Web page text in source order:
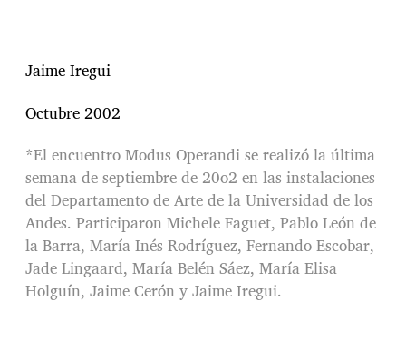
Jaime Iregui
Octubre 2002
*El encuentro Modus Operandi se realizó la última
semana de septiembre de 20o2 en las instalaciones
del Departamento de Arte de la Universidad de los
Andes. Participaron Michele Faguet, Pablo León de
la Barra, María Inés Rodríguez, Fernando Escobar,
Jade Lingaard, María Belén Sáez, María Elisa
Holguín, Jaime Cerón y Jaime Iregui.